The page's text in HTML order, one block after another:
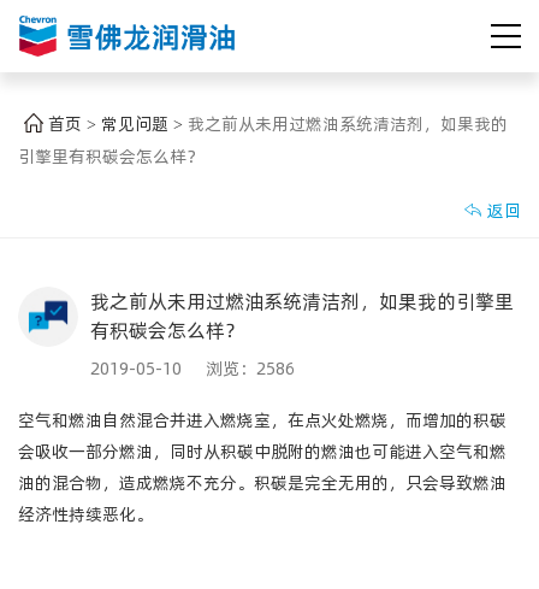
首页 > 常见问题 > 我之前从未用过燃油系统清洁剂，如果我的
引擎里有积碳会怎么样？
 返回
我之前从未用过燃油系统清洁剂，如果我的引擎里
有积碳会怎么样？
2019-05-10 浏览： 2586
空气和燃油自然混合并进入燃烧室，在点火处燃烧，而增加的积碳
会吸收一部分燃油，同时从积碳中脱附的燃油也可能进入空气和燃
油的混合物，造成燃烧不充分。积碳是完全无用的，只会导致燃油
经济性持续恶化。